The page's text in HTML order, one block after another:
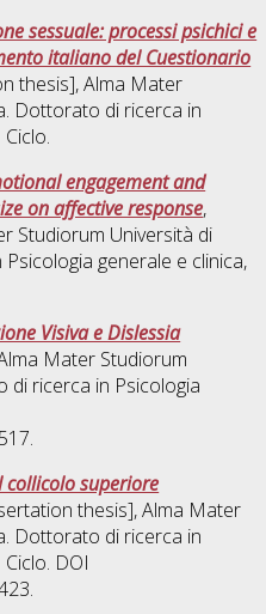
sessuale: processi psichici e
italiano del Cuestionario
thesis], Alma Mater
Dottorato di ricerca in
Ciclo.
engagement and
on affective response,
Studiorum Università di
Psicologia generale e clinica,
Visiva e Dislessia
Mater Studiorum
di ricerca in Psicologia
collicolo superiore
thesis], Alma Mater
Dottorato di ricerca in
Ciclo. DOI